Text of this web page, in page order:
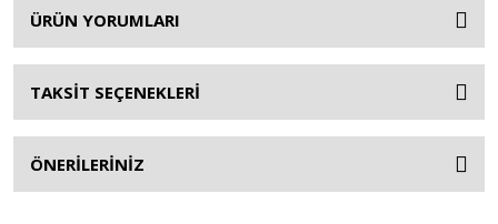
ÜRÜN YORUMLARI
TAKSİT SEÇENEKLERİ
ÖNERİLERİNİZ